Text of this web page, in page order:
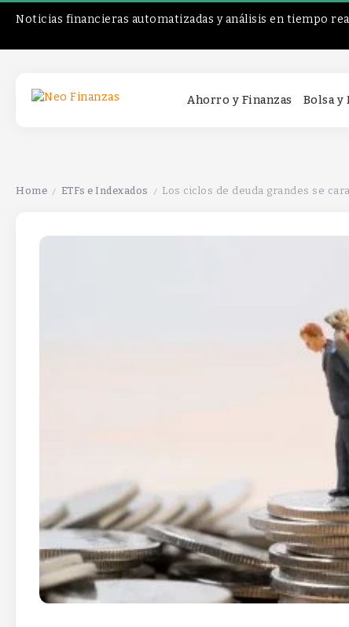
Noticias financieras automatizadas y análisis en tiempo
Ahorro y Finanzas Bolsa y
Home / ETFs e Indexados / Los ciclos de deuda grandes se